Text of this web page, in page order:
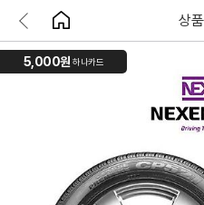
상
5,000원 하나카드